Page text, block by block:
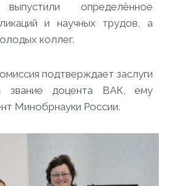
выпустили определённое
и научных трудов, а
коллег.
подтверждает заслуги
звание доцента ВАК, ему
Минобрнауки России.